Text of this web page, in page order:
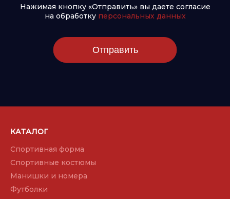
Нажимая кнопку «Отправить» вы даете согласие
на обработку персональных данных
Отправить
КАТАЛОГ
Спортивная форма
Спортивные костюмы
Манишки и номера
Футболки